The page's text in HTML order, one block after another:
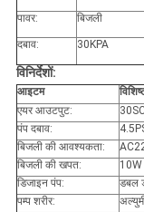
पावर: बिजली
दबाव: 30KPA
विनिर्देशों:
आइटम
एयर आउटपुट:
पंप दबाव:
बिजली की आवश्यकता:
बिजली की खपत:
10W
डिजाइन पंप:
डबल
पम्प शरीर: